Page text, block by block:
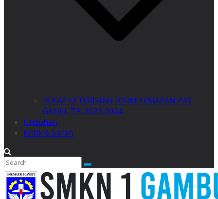
REKAP KETERISIAN FORM KESIAPAN PAS
GANJIL TP. 2023-2024
Unduhan
Kritik & Saran